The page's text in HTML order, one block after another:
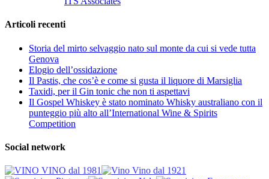
Articoli recenti
Storia del mirto selvaggio nato sul monte da cui si vede tutta
Genova
Elogio dell’ossidazione
Il Pastis, che cos’è e come si gusta il liquore di Marsiglia
Taxidi, per il Gin tonic che non ti aspettavi
Il Gospel Whiskey è stato nominato Whisky australiano con il
punteggio più alto all’International Wine & Spirits
Competition
Social network